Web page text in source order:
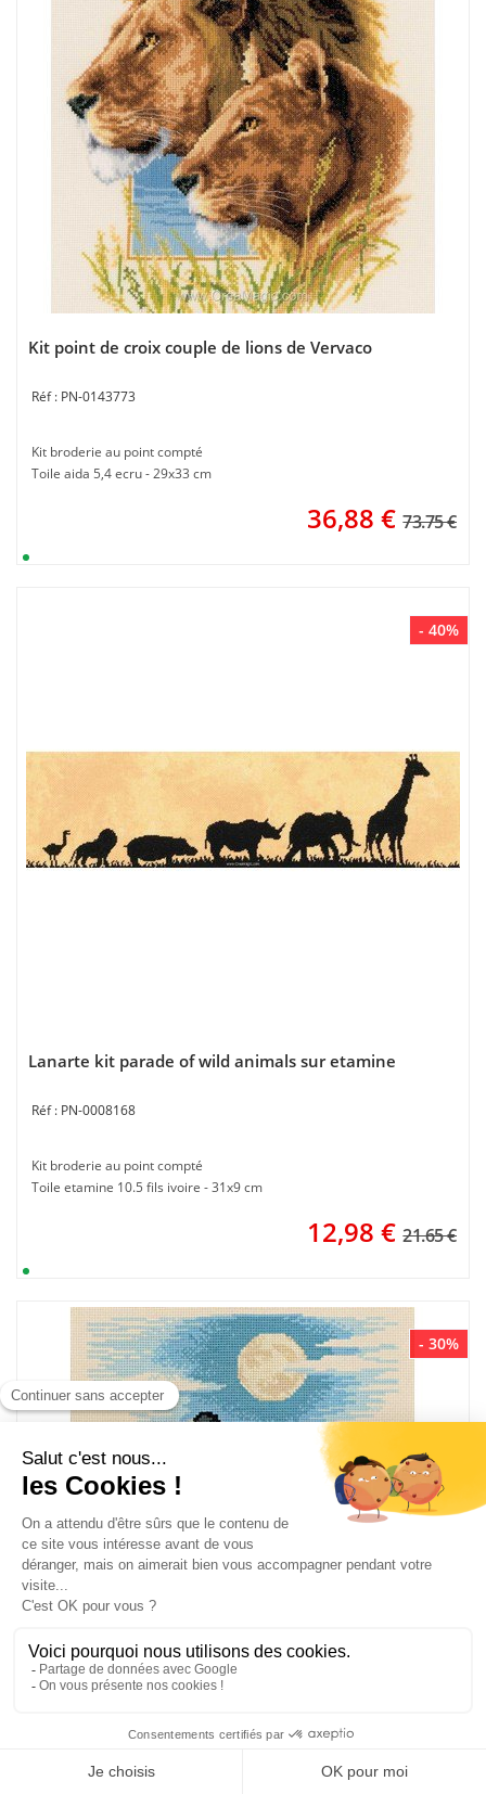
Kit point de croix couple de lions de Vervaco
PN-0143773
Kit broderie au point compté
Toile aida 5,4 ecru - 29x33 cm
36,88 € 73.75 €
- 40%
Lanarte kit parade of wild animals sur etamine
PN-0008168
Kit broderie au point compté
Toile etamine 10.5 fils ivoire - 31x9 cm
12,98 € 21.65 €
- 30%
Broderie au point de croix compté asiatique au clair de